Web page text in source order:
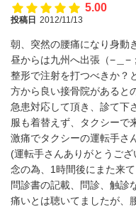
5.00
投稿日 2012/11/13
朝、突然の腰痛になり身動
昼からは九州へ出張（−＿−
整形で注射を打つべきか？
方から良い接骨院があると
急患対応して頂き、診て下
服も着替えず、タクシーで
激痛でタクシーの運転手さ
(運転手さんありがとうご
念の為、1時間後にまた来
問診書の記載、問診、触診
痛いとは聴いてましたが、